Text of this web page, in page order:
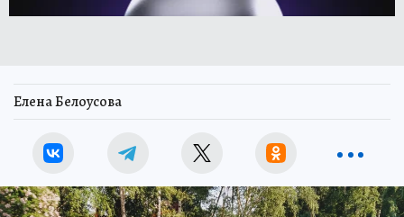
Елена Белоусова